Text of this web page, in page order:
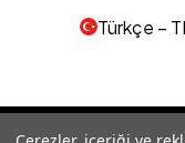
Türkçe −
© 2025